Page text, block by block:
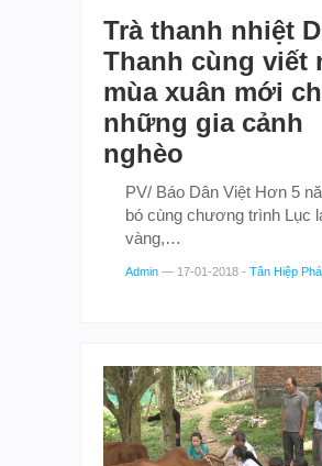
Trà thanh nhiệt
Thanh cùng viết
mùa xuân mới
những gia cảnh
nghèo
PV/ Báo Dân Việt Hơn 5
bó cùng chương trình Lục
vàng,…
Admin — 17-01-2018 - Tân Hiệp